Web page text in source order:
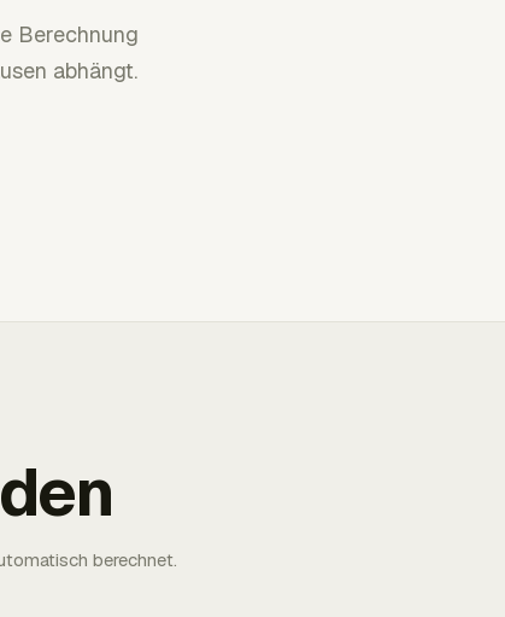
Berechnung
abhängt.
berechnet.